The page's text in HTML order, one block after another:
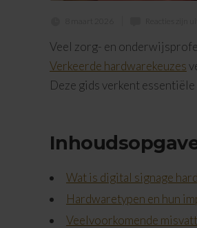
Veel zorg- en
Verkeerde hardwarekeuzes
Deze gids verkent
Wat is digital signage
Hardwaretypen en hun
Veelvoorkomende